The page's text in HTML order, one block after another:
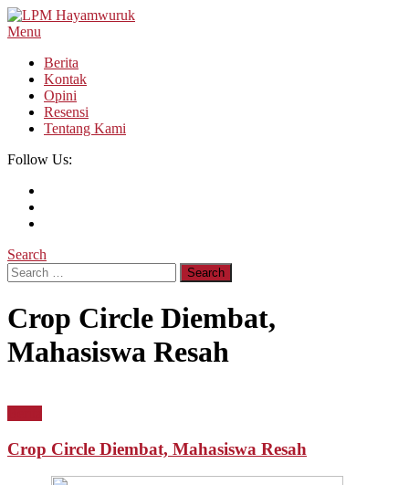
Skip
To
Menu
Berita
Kontak
Opini
Resensi
Tentang Kami
Follow Us:
Search
Search
for:
Crop Circle Diembat,
Mahasiswa Resah
Crop Circle Diembat, Mahasiswa Resah